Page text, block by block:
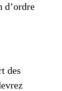
d’ordre
des